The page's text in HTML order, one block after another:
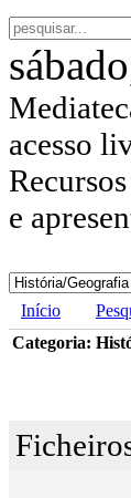
acesso
e
Início
Categoria: